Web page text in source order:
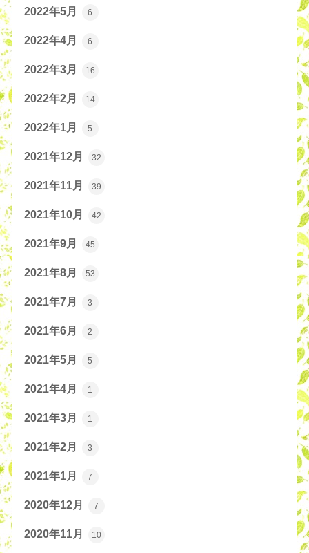
2022年5月 6
2022年4月 6
2022年3月 16
2022年2月 14
2022年1月 5
2021年12月 32
2021年11月 39
2021年10月 42
2021年9月 45
2021年8月 53
2021年7月 3
2021年6月 2
2021年5月 5
2021年4月 1
2021年3月 1
2021年2月 3
2021年1月 7
2020年12月 7
2020年11月 10